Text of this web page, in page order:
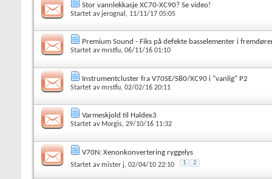
Stor vannlekkasje XC70-XC90? Se video!
Startet av jerognal , 11/11/17 05:05
Premium Sound - Fiks på defekte basselementer i
Startet avmrstfu, 06/11/16 01:10
Instrumentcluster fra V70SE/S80/XC90 i "vanlig" P2
Startet avmrstfu, 02/02/16 20:11
Varmeskjold til Haldex3
Startet av Morgis, 29/10/16 11:32
V70N: Xenonkonvertering ryggelys
Startet avmister j, 02/04/10 22:10 1 2